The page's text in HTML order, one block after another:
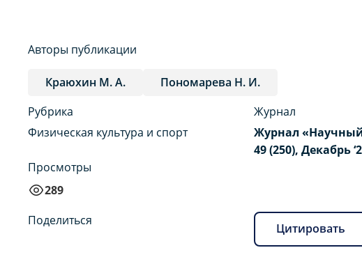
Авторы публикации
Краюхин М. А.
Пономарева Н. И.
Рубрика
Физическая культура и спорт
Просмотры
289
Журнал
Журнал
49 (250), Декабрь
Поделиться
Цитировать